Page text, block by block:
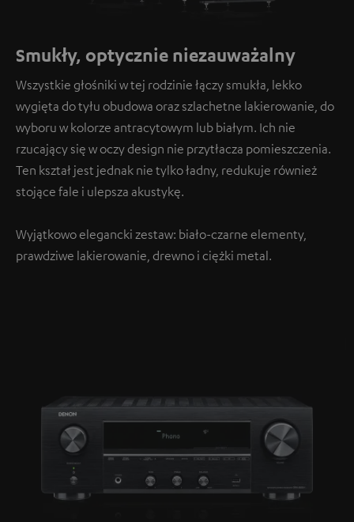
Smukły, optycznie niezauważalny
Wszystkie głośniki w tej rodzinie łączy smukła, lekko
wygięta do tyłu obudowa oraz szlachetne lakierowanie, do
wyboru w kolorze antracytowym lub białym. Ich nie
rzucający się w oczy design nie przytłacza pomieszczenia.
Ten kształ jest jednak nie tylko ładny, redukuje również
stojące fale i ulepsza akustykę.
Wyjątkowo elegancki zestaw: biało-czarne elementy,
prawdziwe lakierowanie, drewno i ciężki metal.